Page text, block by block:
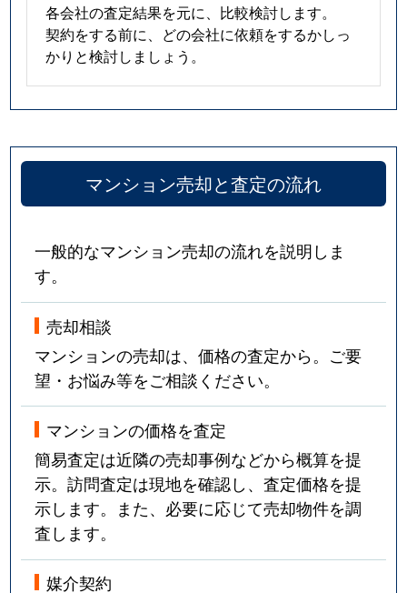
各会社の査定結果を元に、比較検討します。
契約をする前に、どの会社に依頼をするかしっ
かりと検討しましょう。
マンション売却と査定の流れ
一般的なマンション売却の流れを説明しま
す。
売却相談
マンションの売却は、価格の査定から。ご要
望・お悩み等をご相談ください。
マンションの価格を査定
簡易査定は近隣の売却事例などから概算を提
示。訪問査定は現地を確認し、査定価格を提
示します。また、必要に応じて売却物件を調
査します。
媒介契約